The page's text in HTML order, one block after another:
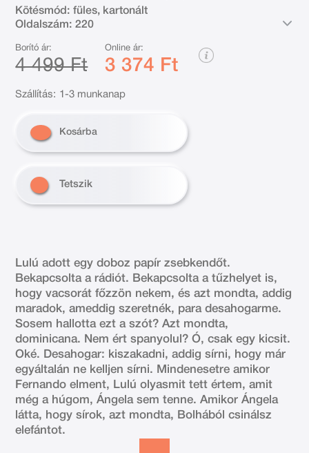
Kötésmód: füles, kartonált
Oldalszám: 220
Borító ár:
4 499 Ft
Online ár:
3 374 Ft
Szállítás: 1-3 munkanap
Kosárba
Tetszik
Lulú adott egy doboz papír zsebkendőt.
Bekapcsolta a rádiót. Bekapcsolta a tűzhelyet is,
hogy vacsorát főzzön nekem, és azt mondta, addig
maradok, ameddig szeretnék, para desahogarme.
Sosem hallotta ezt a szót? Azt mondta,
dominicana. Nem ért spanyolul? Ó, csak egy kicsit.
Oké. Desahogar: kiszakadni, addig sírni, hogy már
egyáltalán ne kelljen sírni. Mindenesetre amikor
Fernando elment, Lulú olyasmit tett értem, amit
még a húgom, Ángela sem tenne. Amikor Ángela
látta, hogy sírok, azt mondta, Bolhából csinálsz
elefántot.